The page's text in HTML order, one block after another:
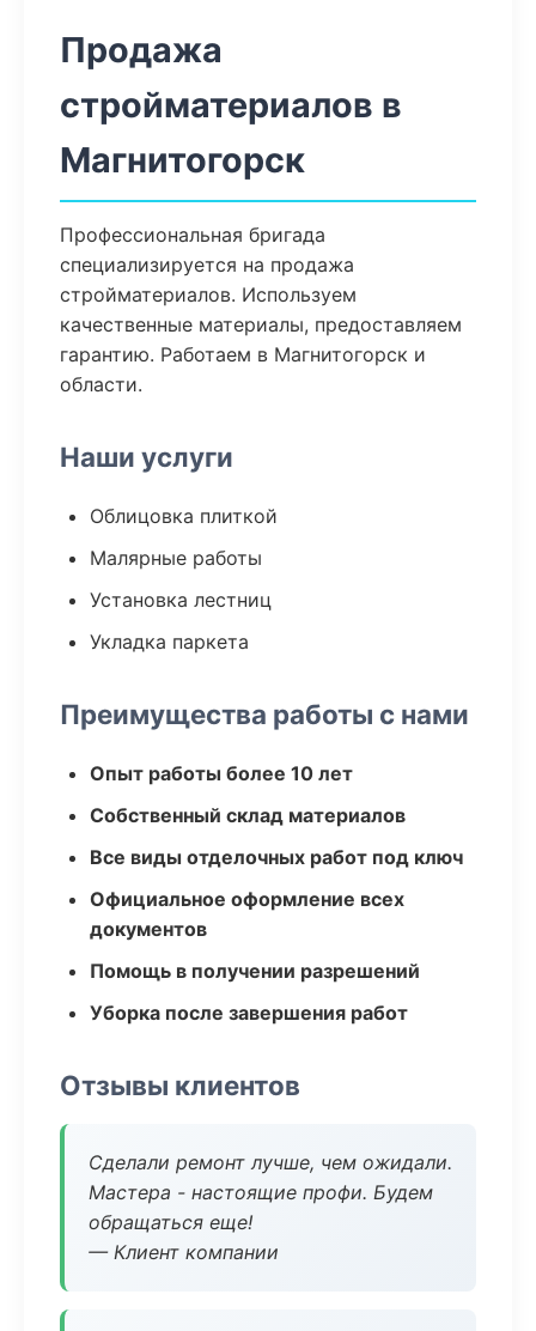
Продажа
стройматериалов в
Магнитогорск
Профессиональная бригада
специализируется на продажа
стройматериалов. Используем
качественные материалы, предоставляем
гарантию. Работаем в Магнитогорск и
области.
Наши услуги
Облицовка плиткой
Малярные работы
Установка лестниц
Укладка паркета
Преимущества работы с нами
Опыт работы более 10 лет
Собственный склад материалов
Все виды отделочных работ под ключ
Официальное оформление всех
документов
Помощь в получении разрешений
Уборка после завершения работ
Отзывы клиентов
Сделали ремонт лучше, чем ожидали.
Мастера - настоящие профи. Будем
обращаться еще!
— Клиент компании